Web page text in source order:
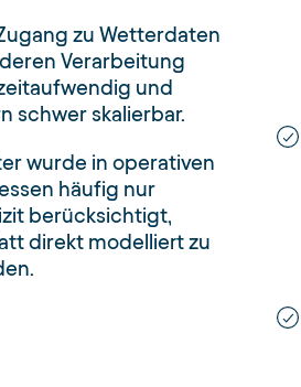
zu Wetterdaten
Verarbeitung
und
schwer skalierbar.
wurde in operativen
häufig nur
berücksichtigt,
direkt modelliert zu